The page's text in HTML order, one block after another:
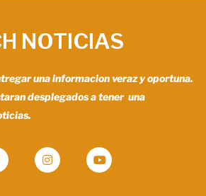
NOTICIAS
una informacion veraz y oportuna.
desplegados a tener una